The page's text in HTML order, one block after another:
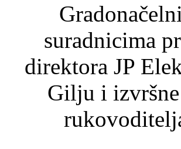
suradnicima
direktora JP
Gilju i